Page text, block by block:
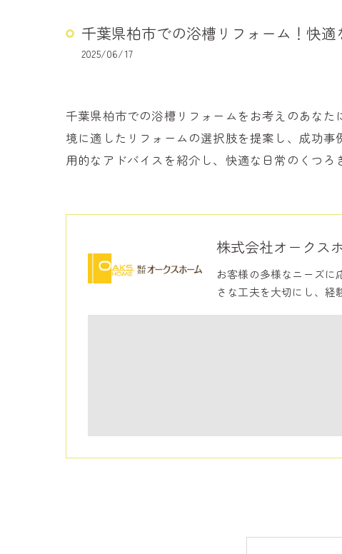
千葉県柏市での浴槽リフォーム！快
2025/06/17
千葉県柏市での浴槽リフォームをお考えのあな
境に適したリフォームの選択肢を提案し、成功
用的なアドバイスを紹介し、快適な日常のくつろ
株式会社オークス
お客様の多様なニーズ
さな工夫を大切にし、経